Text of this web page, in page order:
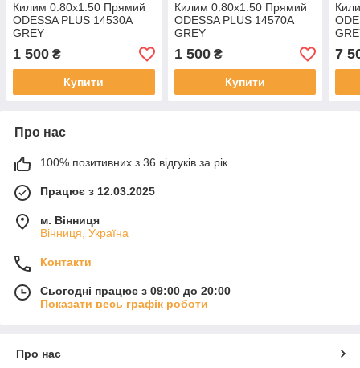
Килим 0.80х1.50 Прямий
ODESSA PLUS 14530A
GREY
1 500 ₴
Купити
Килим 0.80х1.50 Прямий
ODESSA PLUS 14570A
GREY
1 500₴
Купити
7
Про нас
100% позитивних з 36 відгуків за рік
Працює з 12.03.2025
м. Вінниця
Вінниця, Україна
Контакти
Сьогодні працює з 09:00 до 20:00
Показати весь графік роботи
Про нас